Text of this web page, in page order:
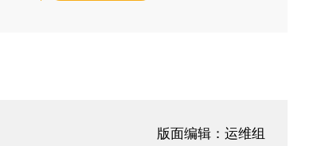
版面编辑：运维组